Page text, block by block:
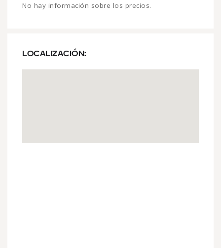
No hay información sobre los precios.
LOCALIZACIÓN: